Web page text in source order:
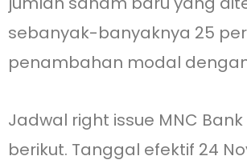
sebanyak-banyaknya 25
penambahan modal dengan
Jadwal right issue MNC
berikut. Tanggal efektif 24